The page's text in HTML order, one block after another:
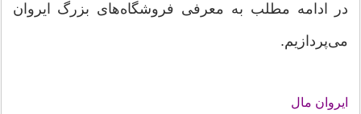
در ادامه مطلب به معرفی فروشگاه‌های بزرگ ایروان
می‌پردازیم.
ایروان مال